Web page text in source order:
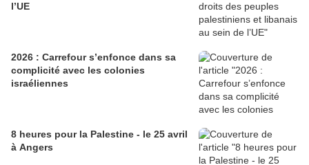
l’UE
2026 : Carrefour s’enfonce dans sa
complicité avec les colonies
israéliennes
8 heures pour la Palestine - le 25 avril
à Angers